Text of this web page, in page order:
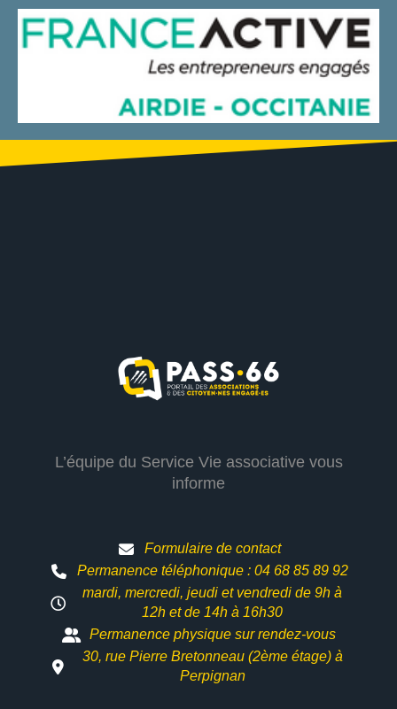
L’équipe du Service Vie associative vous
informe
Formulaire de contact
Permanence téléphonique : 04 68 85 89 92
mardi, mercredi, jeudi et vendredi de 9h à
12h etde 14h à 16h30
Permanence physique sur rendez-vous
30, rue Pierre Bretonneau (2ème étage) à
Perpignan